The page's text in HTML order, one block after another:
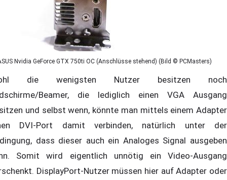
Nvidia GeForce GTX 750ti OC (Anschlüsse stehend) (Bild © PCMasters)
die wenigsten Nutzer besitzen noch
Beamer, die lediglich einen VGA Ausgang
und selbst wenn, könnte man mittels einem Adapter
DVI-Port damit verbinden, natürlich unter der
dass dieser auch ein Analoges Signal ausgeben
Somit wird eigentlich unnötig ein Video-Ausgang
DisplayPort-Nutzer müssen hier auf Adapter oder